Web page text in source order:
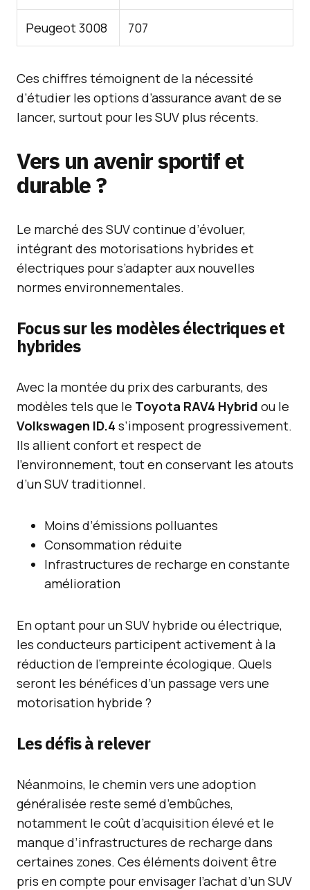
Peugeot 3008 707
Ces chiffres témoignent de la nécessité
d’étudier les options d’assurance avant de se
lancer, surtout pour les SUV plus récents.
Vers un avenir sportif et
durable ?
Le marché des SUV continue d’évoluer,
intégrant des motorisations hybrides et
électriques pour s’adapter aux nouvelles
normes environnementales.
Focus sur les modèles électriques et
hybrides
Avec la montée du prix des carburants, des
modèles tels que le Toyota RAV4 Hybrid ou le
Volkswagen ID.4 s’imposent progressivement.
Ils allient confort et respect de
l’environnement, tout en conservant les atouts
d’un SUV traditionnel.
Moins d’émissions polluantes
Consommation réduite
Infrastructures de recharge en constante
amélioration
En optant pour un SUV hybride ou électrique,
les conducteurs participent activement à la
réduction de l’empreinte écologique. Quels
seront les bénéfices d’un passage vers une
motorisation hybride ?
Les défis à relever
Néanmoins, le chemin vers une adoption
généralisée reste semé d’embûches,
notamment le coût d’acquisition élevé et le
manque d’infrastructures de recharge dans
certaines zones. Ces éléments doivent être
pris en compte pour envisager l’achat d’un SUV